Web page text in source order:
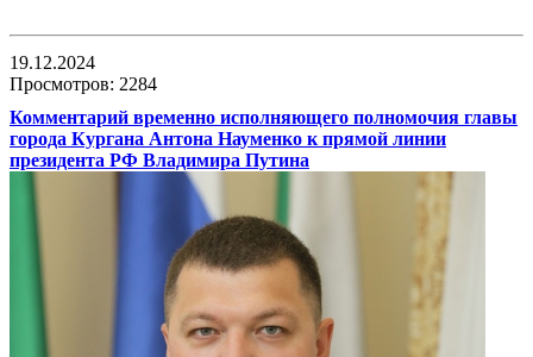
19.12.2024
Просмотров: 2284
Комментарий временно исполняющего полномочия главы
города Кургана Антона Науменко к прямой линии
президента РФ Владимира Путина